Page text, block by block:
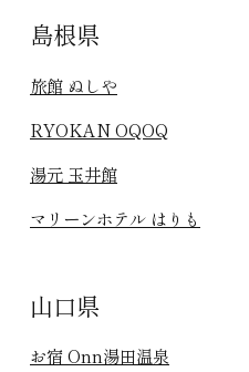
島根県
旅館 ぬしや
RYOKAN OQOQ
湯元 玉井館
マリーンホテル はりも
山口県
お宿 Onn湯田温泉